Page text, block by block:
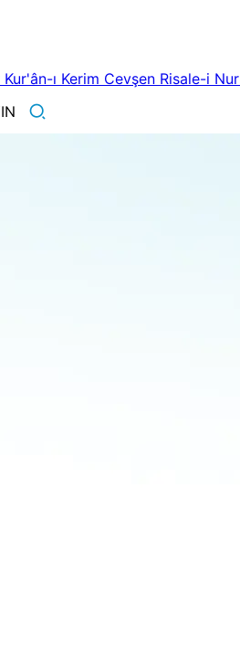
Kur'ân-ı Kerim Cevşen Risale-i Nur